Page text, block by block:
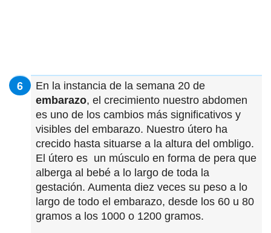
En la instancia de la semana 20 de
embarazo, el crecimiento nuestro abdomen
es uno de los cambios más significativos y
visibles del embarazo. Nuestro útero ha
crecido hasta situarse a la altura del ombligo.
El útero es un músculo en forma de pera que
alberga al bebé a lo largo de toda la
gestación. Aumenta diez veces su peso a lo
largo de todo el embarazo, desde los 60 u 80
gramos a los 1000 o 1200 gramos.